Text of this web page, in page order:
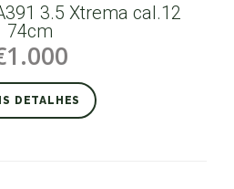
3.5 Xtrema cal.12
74cm
DETALHES